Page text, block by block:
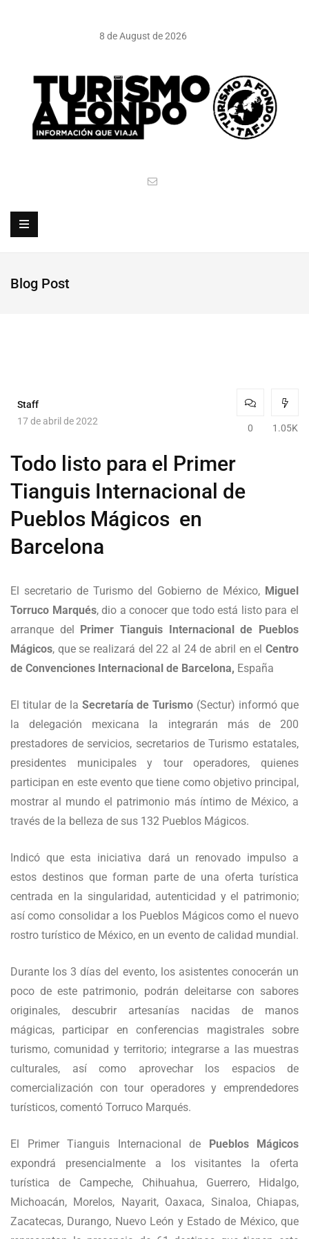
8 de August de 2026
Blog Post
Staff
17 de abril de 2022
0 1.05K
Todo listo para el Primer
Tianguis Internacional de
Pueblos Mágicos en
Barcelona
El secretario de Turismo del Gobierno de México, Miguel
Torruco Marqués, dio a conocer que todo está listo para el
arranque del
Primer Tianguis Internacional de Pueblos
Mágicos, que se realizará del 22 al 24 de abril en el Centro
de Convenciones Internacional de Barcelona, España
El titular de la Secretaría de Turismo (Sectur) informó que
la delegación mexicana la integrarán más de 200
prestadores de servicios, secretarios de Turismo estatales,
presidentes municipales y tour operadores, quienes
participan en este evento que tiene como objetivo principal,
mostrar al mundo el patrimonio más íntimo de México, a
través de la belleza de sus 132 Pueblos Mágicos.
Indicó que esta iniciativa dará un renovado impulso a
estos destinos que forman parte de una oferta turística
centrada en la singularidad, autenticidad y el patrimonio;
así como consolidar a los Pueblos Mágicos como el nuevo
rostro turístico de México, en un evento de calidad mundial.
Durante los 3 días del evento, los asistentes conocerán un
poco de este patrimonio, podrán deleitarse con sabores
originales, descubrir artesanías nacidas de manos
mágicas, participar en conferencias magistrales sobre
turismo, comunidad y territorio; integrarse a las muestras
culturales, así como aprovechar los espacios de
comercialización con tour operadores y emprendedores
turísticos, comentó Torruco Marqués.
El Primer Tianguis Internacional de
Pueblos Mágicos
expondrá presencialmente a los visitantes la oferta
turística de Campeche, Chihuahua, Guerrero, Hidalgo,
Michoacán, Morelos, Nayarit, Oaxaca, Sinaloa, Chiapas,
Zacatecas, Durango, Nuevo León y Estado de México, que